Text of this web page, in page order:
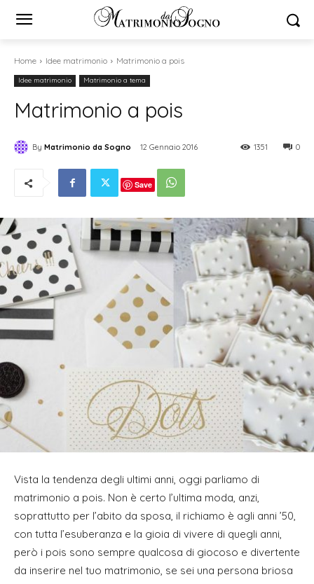
Home Idee matrimonio Matrimonio a pois
Idee matrimonio Matrimonio a tema
Matrimonio a pois
By Matrimonio da Sogno 12 Gennaio 2016 0
1351
Save
Vista la tendenza degli ultimi anni, oggi parliamo di
matrimonio a pois. Non è certo l’ultima moda, anzi,
soprattutto per l’abito da sposa, il richiamo è agli anni ’50,
con tutta l’esuberanza e la gioia di vivere di quegli anni,
però i pois sono sempre qualcosa di giocoso e divertente
da inserire nel tuo matrimonio, se sei una persona briosa